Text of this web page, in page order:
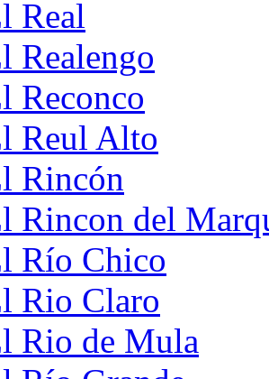
Real
Realengo
Reconco
Reul Alto
Rincón
Rincon del
Río Chico
Rio Claro
Rio de Mula